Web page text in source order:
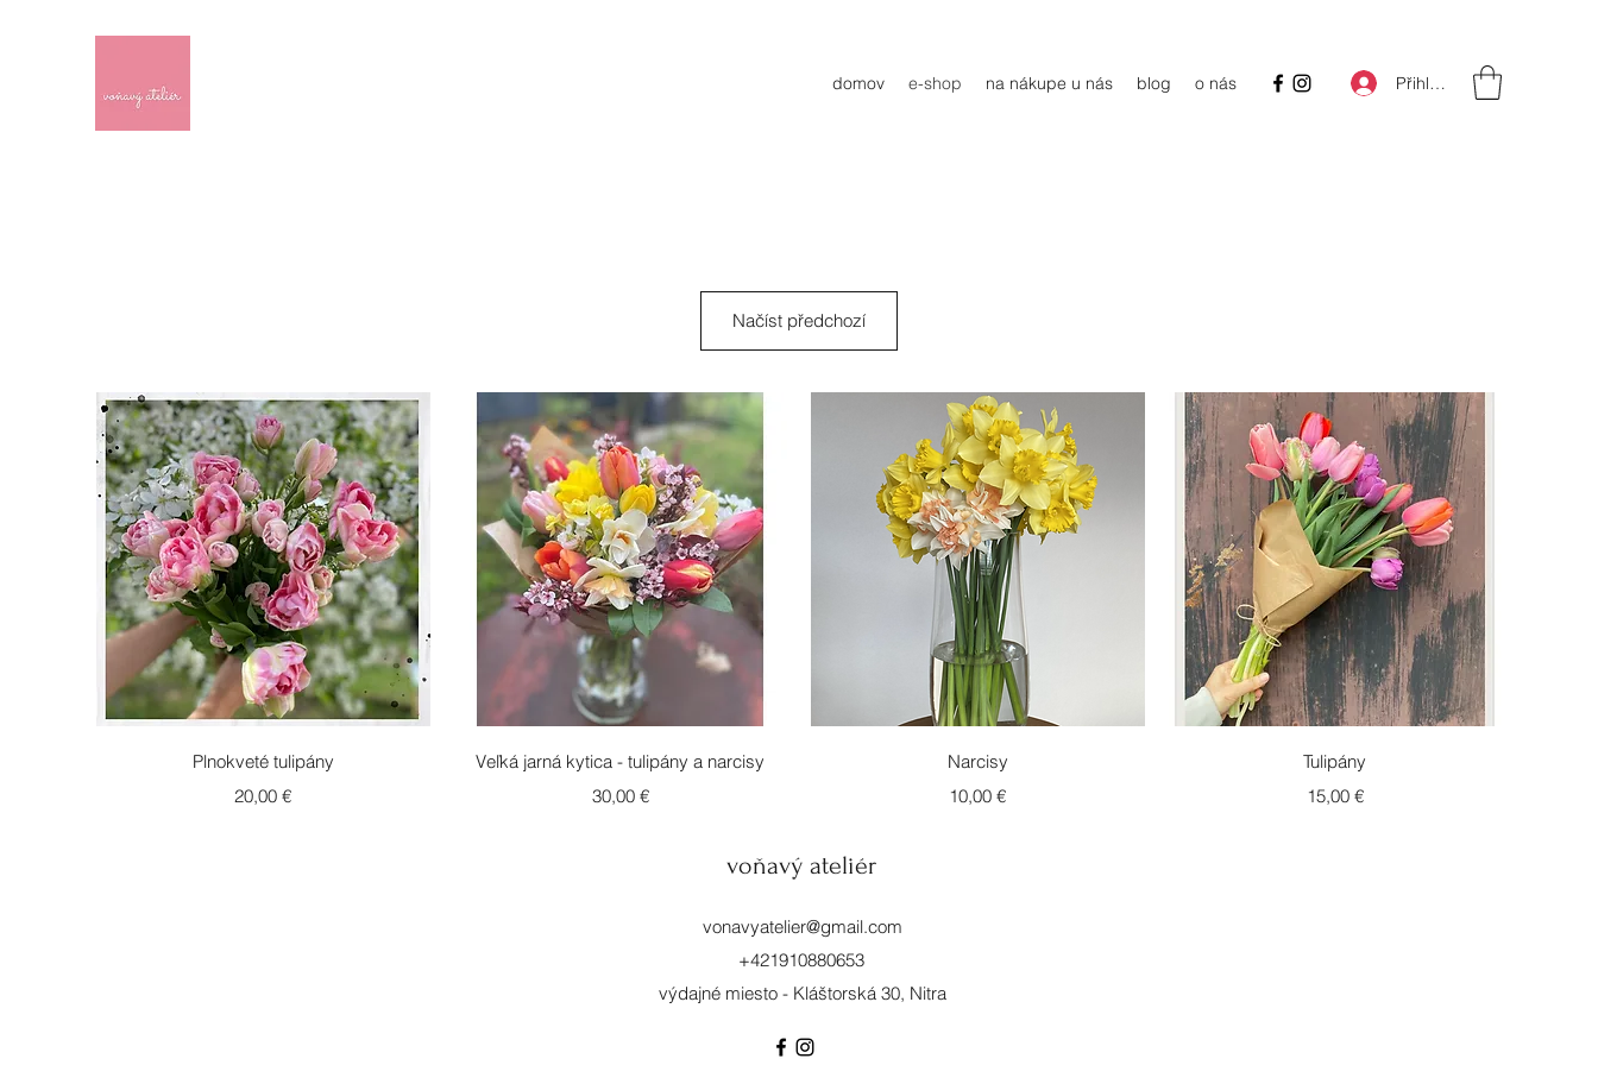
domov e-shop na nákupe u nás blog o nás Přihlásit se
Načíst předchozí
Rychlý náhled
Plnokveté tulipány
Cena
20,00 €
Rychlý náhled
Veľká jarná kytica - tulipány a narcisy
Cena
30,00 €
Rychlý náhled
Narcisy
Cena
10,00 €
Rychlý náhled
Tulipány
Cena
15,00 €
voňavý ateliér
vonavyatelier@gmail.com
výdajné miesto - Kláštorská 30, Nitra
+421910880653